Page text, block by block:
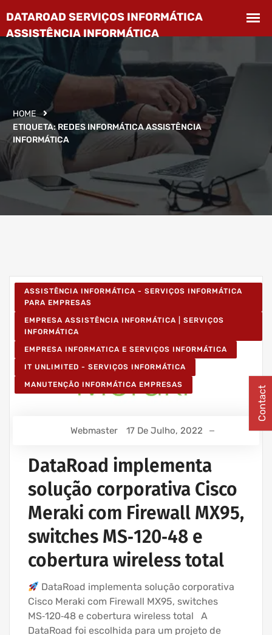
HOME
ETIQUETA:REDES INFORMÁTICA ASSISTÊNCIA
INFORMÁTICA
ASSISTÊNCIA INFORMÁTICA - SERVIÇOS INFORMÁTICA
PARA EMPRESAS
EMPRESA ASSISTÊNCIA INFORMÁTICA | SERVIÇOS
INFORMÁTICA
EMPRESA INFORMATICA E SERVIÇOS INFORMÁTICA
IT UNLIMITED - SERVIÇOS INFORMÁTICA
MANUTENÇÃO INFORMÁTICA EMPRESAS
Webmaster 17 De Julho, 2022
DataRoad implementa
solução corporativa Cisco
Meraki com Firewall MX95,
switches MS‑120‑48 e
cobertura wireless total
DataRoad implementa solução corporativa
Cisco Meraki com Firewall MX95, switches
MS‑120‑48 e cobertura wireless total A
DataRoad foi escolhida para um projeto de
Contact